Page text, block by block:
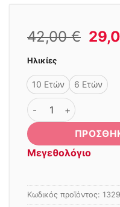
42,00€
price
Ηλικίες
10 Ετών
6 Ετών
ΦΟΡΕΜΑ ΠΟΥΚΑΜΙΣΑ
Μεγεθολόγιο
Κωδικός προϊόντος: